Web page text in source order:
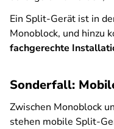
Ein Split-Gerät ist in
Monoblock, und hinzu
fachgerechte
Sonderfall:
Zwischen Monoblock
stehen mobile Split-